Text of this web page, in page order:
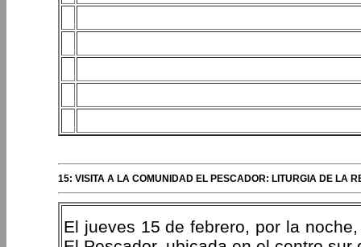
15: VISITA A LA COMUNIDAD EL PESCADOR: LITURGIA DE LA
El jueves 15 de febrero, por la